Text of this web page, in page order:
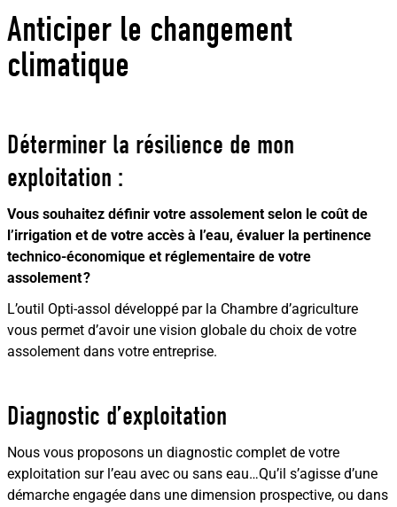
Anticiper le changement
climatique
Déterminer la résilience de mon
exploitation :
Vous souhaitez définir votre assolement selon le coût de
l’irrigation et de votre accès à l’eau, évaluer la pertinence
technico-économique et réglementaire de votre
assolement ?
L’outil Opti-assol développé par la Chambre d’agriculture
vous permet d’avoir une vision globale du choix de votre
assolement dans votre entreprise.
Diagnostic d’exploitation
Nous vous proposons un diagnostic complet de votre
exploitation sur l’eau avec ou sans eau…Qu’il s’agisse d’une
démarche engagée dans une dimension prospective, ou dans